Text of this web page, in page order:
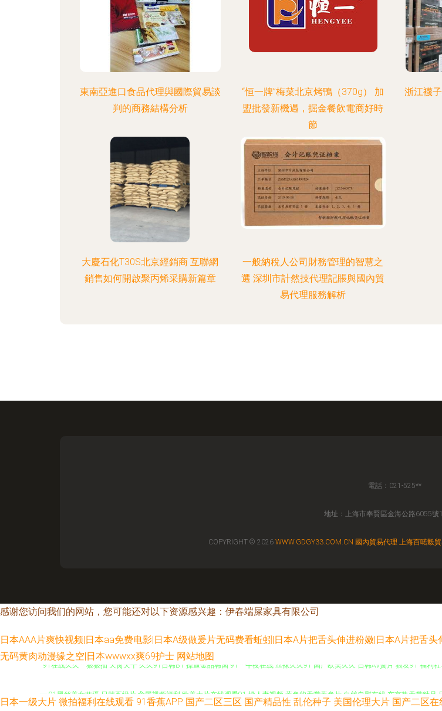
東南亞進口食品代理與國際貿易談
判的商務結構分析
“恒一牌”梅菜北京烤鴨（370g） 加
盟批發新機遇，掘金餐飲電商好時
節
浙江襪
大慶石化T30S北京經銷商 互聯網
銷售如何開啟聚丙烯采購新篇章
一般納稅人公司財務管理的智慧之
選 深圳市計然技代理記賬與國內貿
易代理服務解析
電話：021-525**
地址：上海市奉賢區金海公路6055號
COPYRIGHT © 2026 WWW.GDGY33.COM.CN 國內貿易代理 上海百喏毅
感谢您访问我们的网站，您可能还对以下资源感兴趣：伊春端屎家具有限公司
日本AAA片爽快视频|日本aa免费电影|日本A级做爰片无码费看蚯蚓|日本A片把舌头伸进粉嫩|日本A片把舌
无码黄肉动漫缘之空|日本wwwxx爽69护士 网站地图
91在线久久艹狠狠插 天肏天干 久久91日韩BT 操逼金品韩国 91艹午夜在线 丝袜久久91 国产欧美久久 日韩AV簧片 狼友91 福利
日本一级大片 微拍福利在线观看 91香蕉APP 国产二区三区 国产精品性 乱伦种子 美国伦理大片 国产二区在